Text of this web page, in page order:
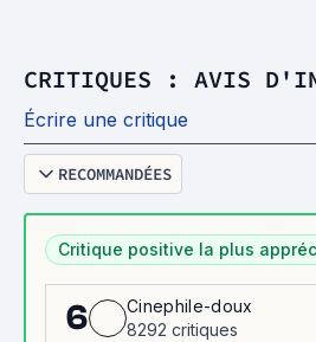
CRITIQUES : AVIS
Écrire une critique
RECOMMANDÉES
Critique positive la plus
6
Cinephile-doux
8292 critiques